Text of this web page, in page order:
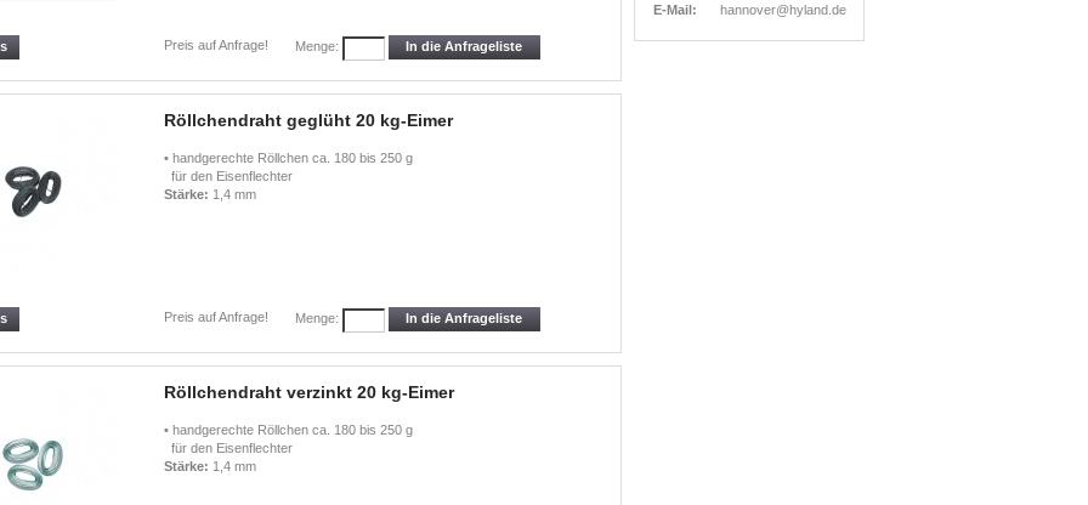
Preis auf Anfrage! Menge: In die Anfrageliste
Röllchendraht geglüht 20 kg-Eimer
• handgerechte Röllchen ca. 180 bis 250 g
für den Eisenflechter
Stärke: 1,4 mm
Preis auf Anfrage! Menge: In die Anfrageliste
Röllchendraht verzinkt 20 kg-Eimer
• handgerechte Röllchen ca. 180 bis 250 g
für den Eisenflechter
Stärke: 1,4 mm
E-Mail:
hannover@hyland.de